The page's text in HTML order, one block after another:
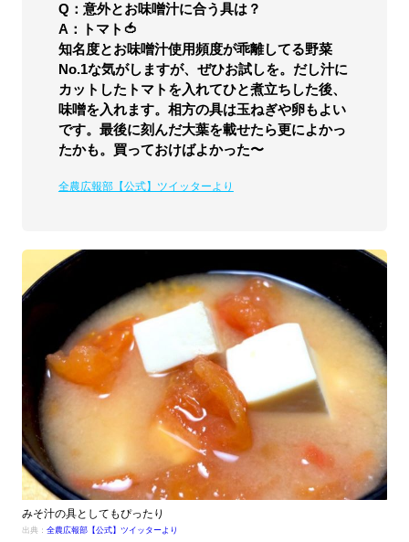
Q：意外とお味噌汁に合う具は？
A：トマト🍅
知名度とお味噌汁使用頻度が乖離してる野菜
No.1な気がしますが、ぜひお試しを。だし汁に
カットしたトマトを入れてひと煮立ちした後、
味噌を入れます。相方の具は玉ねぎや卵もよい
です。最後に刻んだ大葉を載せたら更によかっ
たかも。買っておけばよかった〜
全農広報部【公式】ツイッターより
みそ汁の具としてもぴったり
出典： 全農広報部【公式】ツイッターより